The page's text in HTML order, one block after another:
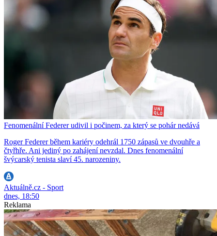
Fenomenální Federer udivil i počinem, za který se pohár nedává
Roger Federer během kariéry odehrál 1750 zápasů ve dvouhře a
čtyřhře. Ani jediný po zahájení nevzdal. Dnes fenomenální
švýcarský tenista slaví 45. narozeniny.
Aktuálně.cz - Sport
dnes, 18:50
Reklama